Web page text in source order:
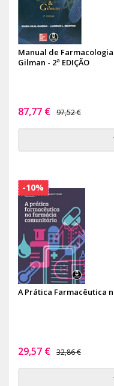
Manual de
Gilman - 2ª EDIÇÃO
87,77 € 97,52 €
A Prática Farmacêutica
29,57 € 32,86 €
-10%